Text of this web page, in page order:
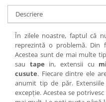
Elastice de par
Permanent par
Pelerine de tuns profesionale
Pudre fixare par
Cordelute de par
Burete pentru coc
Bandane | turbane
Suporturi ustensile
Descriere
În zilele noastre, faptul că
reprezintă o problemă. Din
Acestea sunt de mai multe
sau tape in, extensii cu
cusute. Fiecare dintre ele
anumit tip de păr. Extensiile
excepție. Acestea se